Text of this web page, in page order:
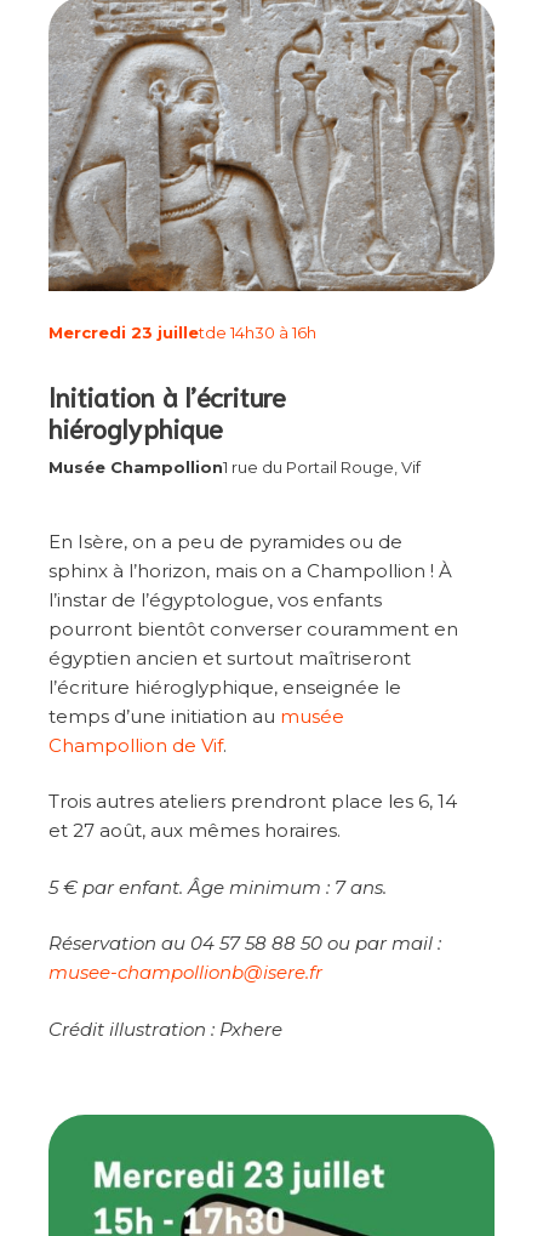
Mercredi 23 juilletde 14h30 à 16h
Initiation à l’écriture
hiéroglyphique
Musée Champollion1 rue du Portail Rouge, Vif
En Isère, on a peu de pyramides ou de
sphinx à l’horizon, mais on a Champollion ! À
l’instar de l’égyptologue, vos enfants
pourront bientôt converser couramment en
égyptien ancien et surtout maîtriseront
l’écriture hiéroglyphique, enseignée le
temps d’une initiation au musée
Champollion de Vif.
Trois autres ateliers prendront place les 6, 14
et 27 août, aux mêmes horaires.
5 € par enfant. Âge minimum : 7 ans.
Réservation au 04 57 58 88 50 ou par mail :
musee-champollionb@isere.fr
Crédit illustration : Pxhere